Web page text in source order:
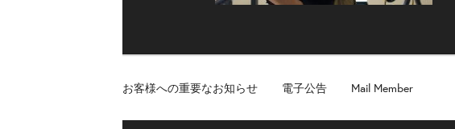
お客様への重要なお知らせ 電子公告 Mail Member